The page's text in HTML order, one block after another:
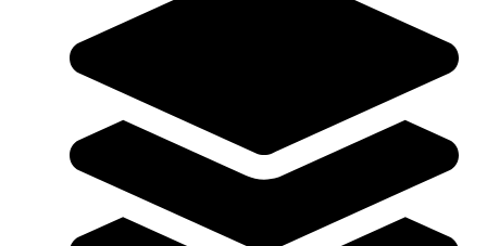
Kübler Sport Hochsprungkissen STANDARD
3.045,00 €
Zum Produkt